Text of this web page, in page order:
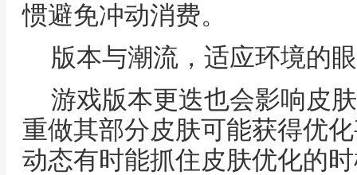
惯避免冲动消费。
版本与潮流，适应环境的
游戏版本更迭也会影响皮
重做其部分皮肤可能获得优
动态有时能抓住皮肤优化的